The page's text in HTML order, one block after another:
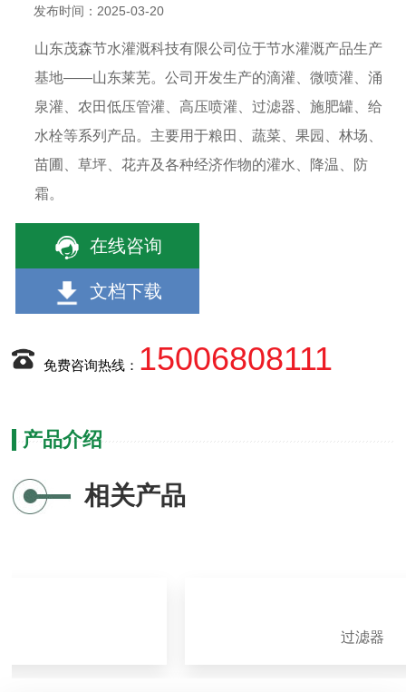
发布时间：2025-03-20
山东茂森节水灌溉科技有限公司位于节水灌溉产品生产
基地——山东莱芜。公司开发生产的滴灌、微喷灌、涌
泉灌、农田低压管灌、高压喷灌、过滤器、施肥罐、给
水栓等系列产品。主要用于粮田、蔬菜、果园、林场、
苗圃、草坪、花卉及各种经济作物的灌水、降温、防
霜。
在线咨询
文档下载
免费咨询热线： 15006808111
产品介绍
相关产品
过滤器